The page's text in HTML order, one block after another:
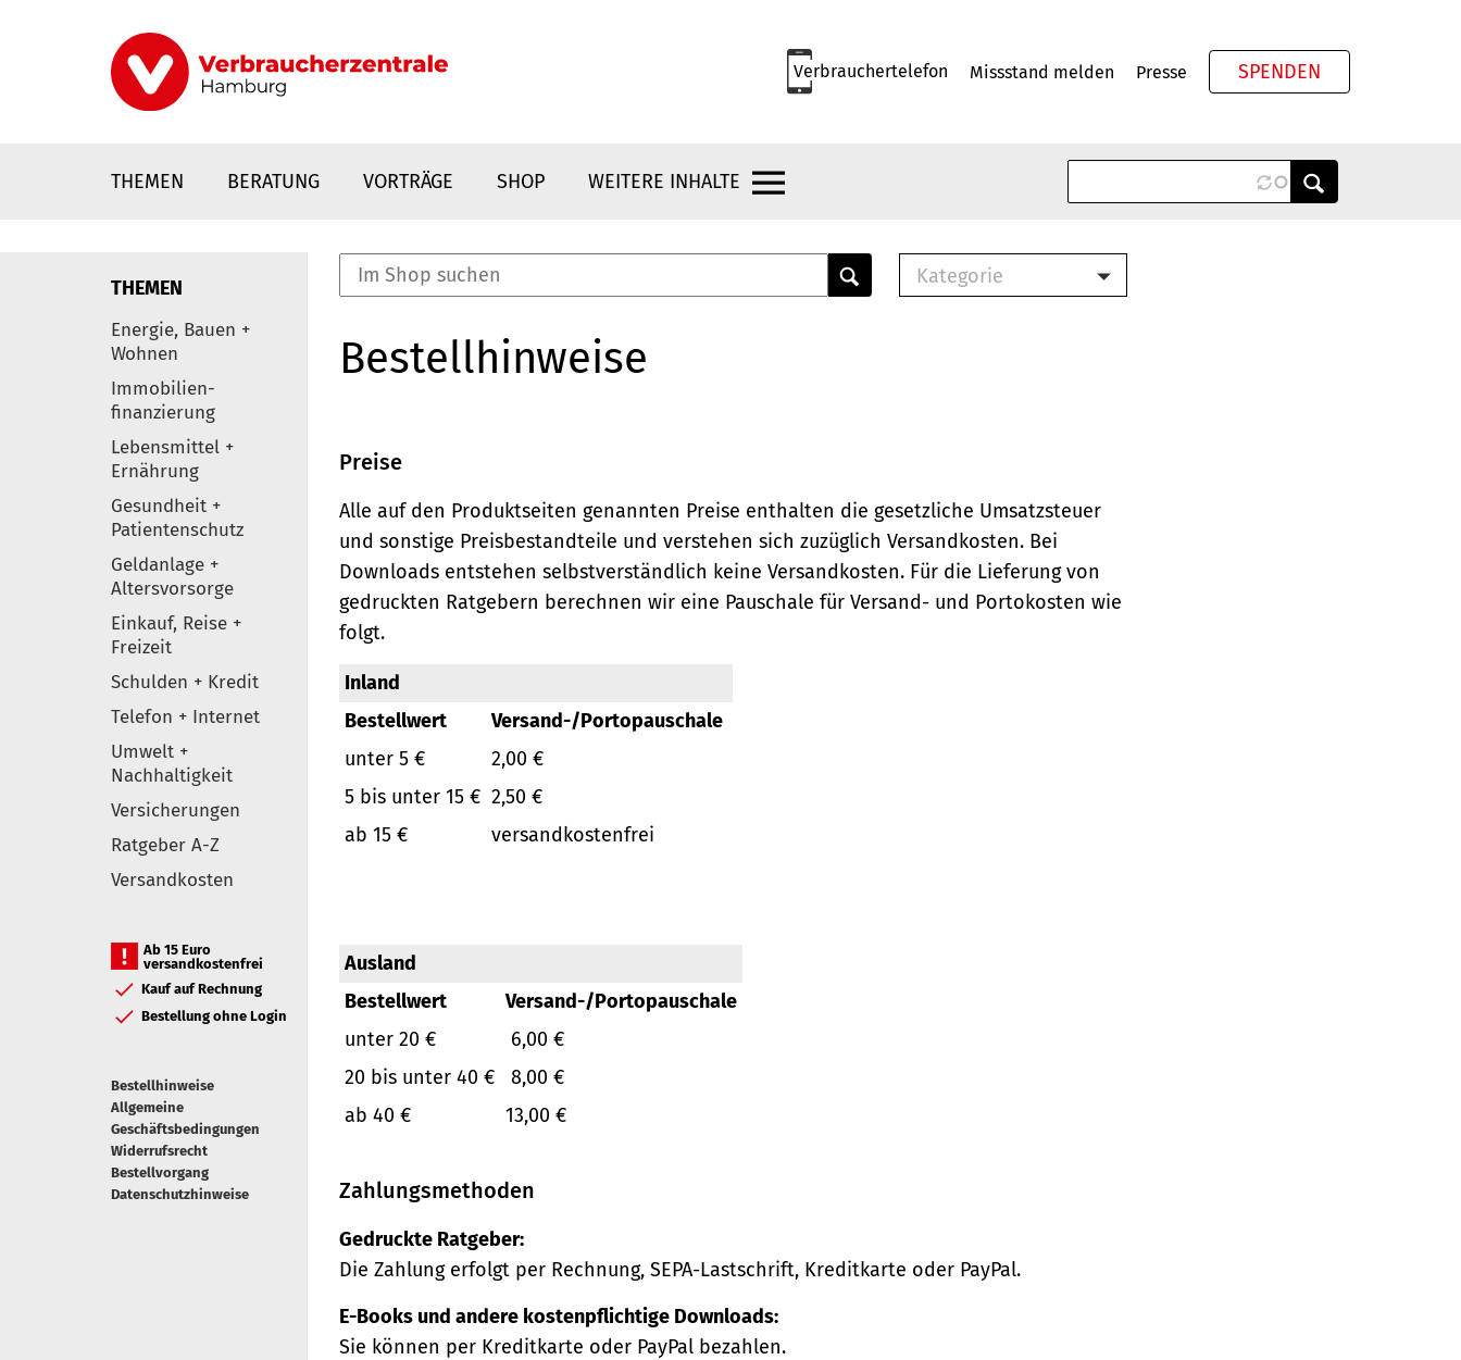
Verbrauchertelefon Missstand melden Presse SPENDEN
THEMEN BERATUNG VORTRÄGE SHOP WEITERE INHALTE
Elemente
THEMEN
Energie, Bauen +
Wohnen
Immobilien-
finanzierung
Lebensmittel +
Ernährung
Gesundheit +
Patientenschutz
Geldanlage +
Altersvorsorge
Einkauf, Reise +
Freizeit
Schulden + Kredit
Telefon + Internet
Umwelt +
Nachhaltigkeit
Versicherungen
Ratgeber A-Z
Versandkosten
Ab 15 Euro
versandkostenfrei
Kauf auf Rechnung
Bestellung ohne Login
Bestellhinweise
Allgemeine
Geschäftsbedingungen
Widerrufsrecht
Bestellvorgang
Datenschutzhinweise
Kategorie
Bestellhinweise
Preise
Alle auf den Produktseiten genannten Preise enthalten die gesetzliche Umsatzsteuer
und sonstige Preisbestandteile und verstehen sich zuzüglich Versandkosten. Bei
Downloads entstehen selbstverständlich keine Versandkosten. Für die Lieferung von
gedruckten Ratgebern berechnen wir eine Pauschale für Versand- und Portokosten wie
folgt.
Inland
Bestellwert
Versand-/Portopauschale
unter 5 €
2,00 €
5 bis unter 15 € 2,50 €
ab 15 €
versandkostenfrei
Ausland
Bestellwert
Versand-/Portopauschale
unter 20 €
6,00 €
20 bis unter 40 €
8,00 €
ab 40 €
13,00 €
Zahlungsmethoden
Gedruckte Ratgeber:
Die Zahlung erfolgt per Rechnung, SEPA-Lastschrift, Kreditkarte oder PayPal.
E-Books und andere kostenpflichtige Downloads:
Sie können per Kreditkarte oder PayPal bezahlen.